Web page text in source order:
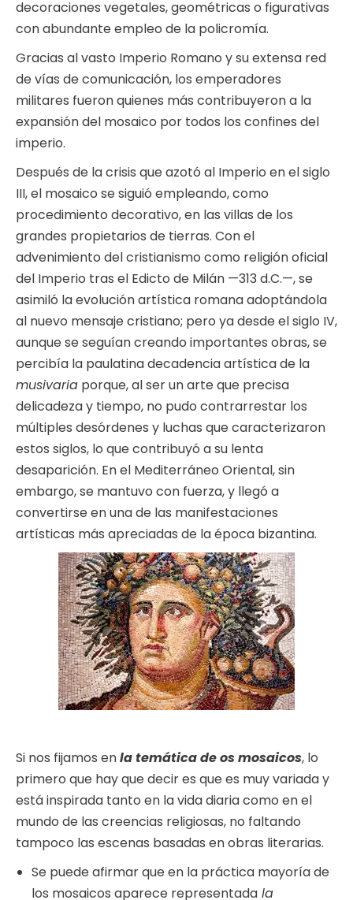
decoraciones vegetales, geométricas o figurativas
con abundante empleo de la policromía.
Gracias al vasto Imperio Romano y su extensa red
de vías de comunicación, los emperadores
militares fueron quienes más contribuyeron a la
expansión del mosaico por todos los confines del
imperio.
Después de la crisis que azotó al Imperio en el siglo
III, el mosaico se siguió empleando, como
procedimiento decorativo, en las villas de los
grandes propietarios de tierras. Con el
advenimiento del cristianismo como religión oficial
del Imperio tras el Edicto de Milán —313 d.C.—, se
asimiló la evolución artística romana adoptándola
al nuevo mensaje cristiano; pero ya desde el siglo IV,
aunque se seguían creando importantes obras, se
percibía la paulatina decadencia artística de la
musivaria porque, al ser un arte que precisa
delicadeza y tiempo, no pudo contrarrestar los
múltiples desórdenes y luchas que caracterizaron
estos siglos, lo que contribuyó a su lenta
desaparición. En el Mediterráneo Oriental, sin
embargo, se mantuvo con fuerza, y llegó a
convertirse en una de las manifestaciones
artísticas más apreciadas de la época bizantina.
Si nos fijamos enla temática de os mosaicos, lo
primero que hay que decir es que es muy variada y
está inspirada tanto en la vida diaria como en el
mundo de las creencias religiosas, no faltando
tampoco las escenas basadas en obras literarias.
Se puede afirmar que en la práctica mayoría de
los mosaicos aparece representada la